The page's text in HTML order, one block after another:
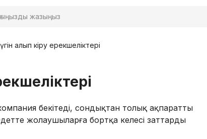
алып кіру ерекшеліктері
бекітеді, сондықтан толық ақпаратты
жолаушыларға бортқа келесі заттарды